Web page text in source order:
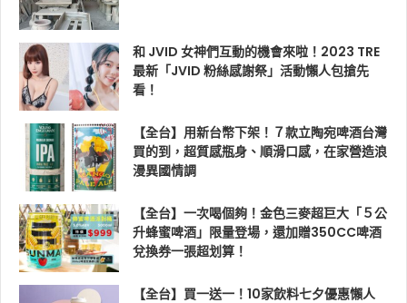
和 JVID 女神們互動的機會來啦！2023 TRE
最新「JVID 粉絲感謝祭」活動懶人包搶先
看！
【全台】用新台幣下架！７款立陶宛啤酒台灣
買的到，超質感瓶身、順滑口感，在家營造浪
漫異國情調
【全台】一次喝個夠！金色三麥超巨大「５公
升蜂蜜啤酒」限量登場，還加贈350CC啤酒
兌換券一張超划算！
【全台】買一送一！10家飲料七夕優惠懶人